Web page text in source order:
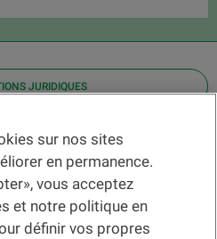
JURIDIQUES
une agence
Aide
sur nos sites
en permanence.
vous acceptez
et notre politique en
définir vos propres